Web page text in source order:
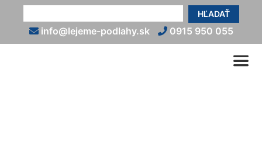
HĽADAŤ
info@lejeme-podlahy.sk 0915 950 055